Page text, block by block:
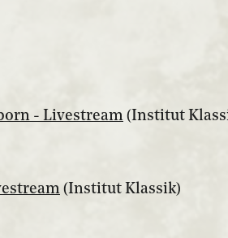
- Livestream (Institut
(Institut Klassik)